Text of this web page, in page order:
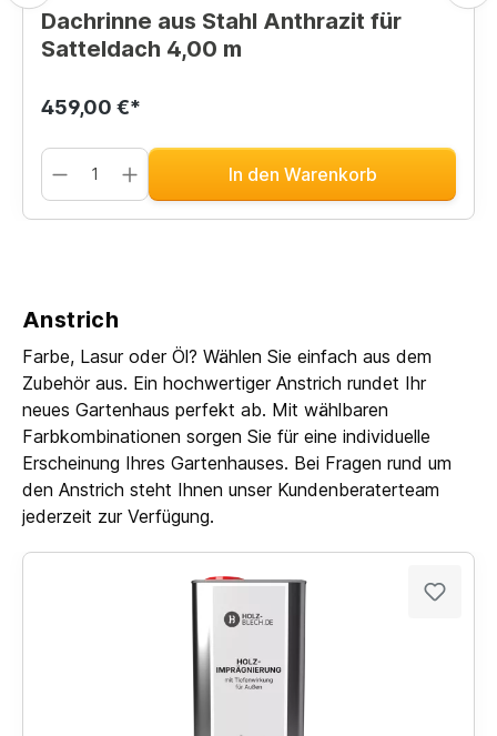
Dachrinne aus Stahl Anthrazit für
Satteldach 4,00 m
459,00 €*
In den Warenkorb
Anstrich
Farbe, Lasur oder Öl? Wählen Sie einfach aus dem
Zubehör aus. Ein hochwertiger Anstrich rundet Ihr
neues Gartenhaus perfekt ab. Mit wählbaren
Farbkombinationen sorgen Sie für eine individuelle
Erscheinung Ihres Gartenhauses. Bei Fragen rund um
den Anstrich steht Ihnen unser Kundenberaterteam
jederzeit zur Verfügung.